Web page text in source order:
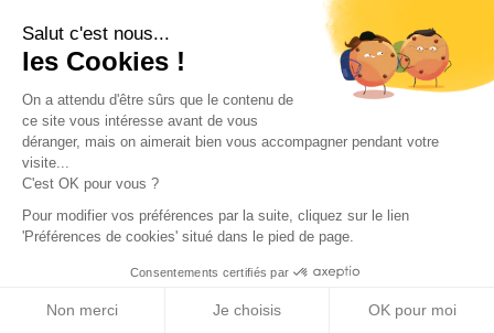
Salut c'est nous...
les Cookies !
On a attendu d'être sûrs que le contenu de
ce site vous intéresse avant de vous
déranger, mais on aimerait bien vous accompagner pendant votre
visite...
C'est OK pour vous ?
Pour modifier vos préférences par la suite, cliquez sur le lien
'Préférences de cookies' situé dans le pied de page.
Consentements certifiés par
Non merci Je choisis OK pour moi
Nos engagements
Des professionnelsvérifiés
d'intérieur, décorateurs, maîtres d'œuvre et paysagistes
vérifiés un à un par notre équipe.